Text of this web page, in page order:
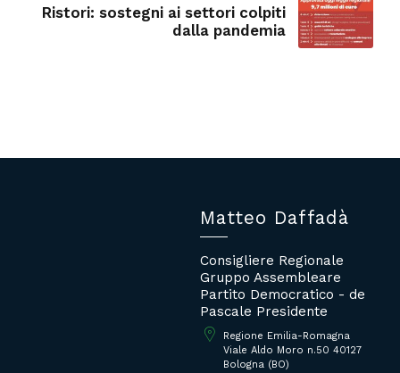
Ristori: sostegni ai settori colpiti
dalla pandemia
Matteo Daffadà
Consigliere Regionale
Gruppo Assembleare
Partito Democratico - de
Pascale Presidente
Regione Emilia-Romagna
Viale Aldo Moro n.50 40127
Bologna (BO)